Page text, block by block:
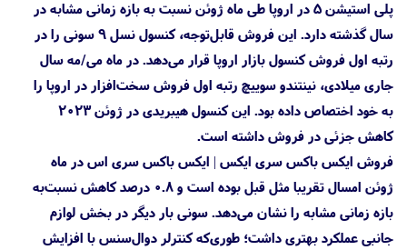
پلی استیشن 5 در اروپا طی ماه ژوئن نسبت به بازه زمانی مشابه در
سال گذشته دارد. این فروش قابل‌توجه، کنسول نسل ۹ سونی را در
رتبه اول فروش کنسول بازار اروپا قرار می‌دهد. در ماه می/مه سال
جاری میلادی، نینتندو سوییچ رتبه اول فروش سخت‌افزار در اروپا را
به خود اختصاص داده بود. این کنسول هیبریدی در ژوئن ۲۰۲۳
کاهش جزئی در فروش داشته است.
فروش ایکس باکس سری ایکس | ایکس باکس سری اس در ماه
ژوئن امسال تقریبا مثل قبل بوده است و ۰.۸ درصد کاهش نسبت‌به
بازه زمانی مشابه را نشان می‌دهد. سونی بار دیگر در بخش لوازم
جانبی عملکرد بهتری داشت؛ طوری‌که کنترلر دوال‌سنس با افزایش